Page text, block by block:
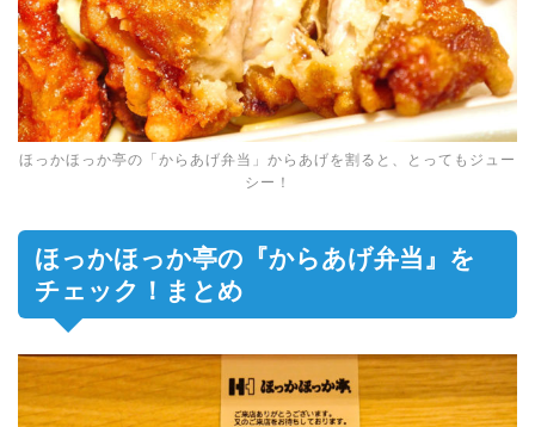
ほっかほっか亭の「からあげ弁当」からあげを割ると、とってもジュー
シー！
ほっかほっか亭の『からあげ弁当』を
チェック！まとめ